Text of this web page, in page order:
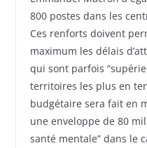
800 postes dans les
Ces renforts doivent
maximum les délais
qui sont parfois
territoires les plus en
budgétaire sera fait en
une enveloppe de 80
santé mentale” dans le